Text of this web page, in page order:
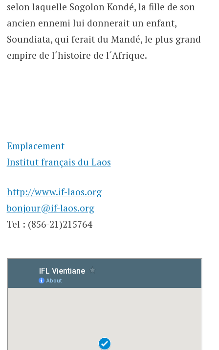
selon laquelle Sogolon Kondé, la fille de son
ancien ennemi lui donnerait un enfant,
Soundiata, qui ferait du Mandé, le plus grand
empire de l´histoire de l´Afrique.
Emplacement
Institut français du Laos
http://www.if-laos.org
bonjour@if-laos.org
Tel : (856-21)215764